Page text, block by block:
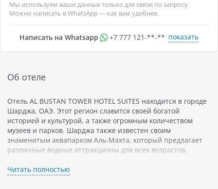
Мы используем ваши данные только для связи по запросу.
Можно написать в WhatsApp — как вам удобнее.
Написать на Whatsapp +7 777 121-**-** показать
Об отеле
Отель AL BUSTAN TOWER HOTEL SUITES находится в городе
Шарджа, ОАЭ. Этот регион славится своей богатой
историей и культурой, а также огромным количеством
музеев и парков. Шарджа также известен своим
знаменитым аквапарком Аль-Махта, который предлагает
различные водные аттракционы для всех возрастов.
Отель AL BUSTAN TOWER HOTEL SUITES - это современная
4-звездочная гостиница с просторными номерами-
Читать полностью